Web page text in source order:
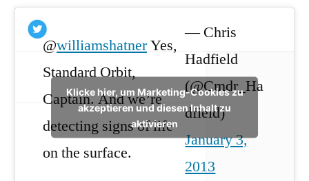
@williamshatnerYes,
Standard Orbit,
Captain. And we’re
detecting signs of life
on the surface.
— Chris
Hadfield
(@Cmdr_Ha
dfield)
January 3,
2013
Klicke hier, um Marketing-Cookies zu
akzeptieren und diesen Inhalt zu
aktivieren